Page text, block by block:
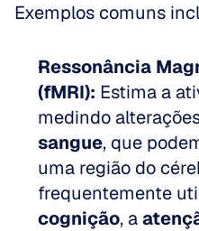
Exemplos comuns
Ressonância
(fMRI): Estima a
medindo
sangue, que
uma região do
cognição, a